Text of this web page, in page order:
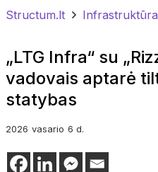
Structum.lt Infrastruktūra
„LTG Infra“ su
vadovais aptarė
statybas
2026 vasario 6 d.